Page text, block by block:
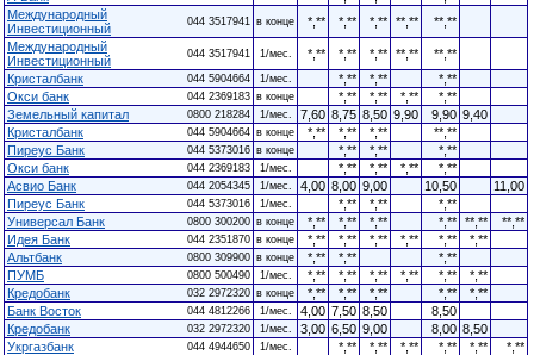
Международный
Инвестиционный
044 3517941 в конце *,** *,** *,** **,**
**,**
Международный
Инвестиционный
044 3517941 1/мес. *,** *,** *,** **,**
**,**
Кристалбанк
044 5904664 1/мес. *,** *,**
*,**
Окси банк
044 2369183 в конце *,** *,** *,**
*,**
Земельный капитал
0800 218284 1/мес. 7,60 8,75 8,50 9,90 9,90 9,40
Кристалбанк
044 5904664 в конце *,** *,** *,**
**,**
Пиреус Банк
044 5373016 в конце *,** *,**
*,**
Окси банк
044 2369183 1/мес. *,** *,** *,**
*,**
Асвио Банк
044 2054345 1/мес. 4,00 8,00 9,00 10,50
11,00
Пиреус Банк
044 5373016 1/мес. *,** *,**
*,**
Универсал Банк
0800 300200 в конце *,** *,** *,** *,** **,**
**,**
Идея Банк
044 2351870 в конце *,** *,** *,** *,** *,**
*,**
Альтбанк
0800 309900 в конце *,** *,**
*,**
ПУМБ
0800 500490 1/мес. *,** *,** *,** *,** *,**
*,**
Кредобанк
032 2972320 в конце *,** *,** *,** *,**
*,**
Банк Восток
044 4812266 1/мес. 4,00 7,50 8,50
8,50
Кредобанк
032 2972320 1/мес. 3,00 6,50 9,00 8,00 8,50
Укргазбанк
044 4944650 1/мес. *,** *,** *,** *,** *,**
*,**